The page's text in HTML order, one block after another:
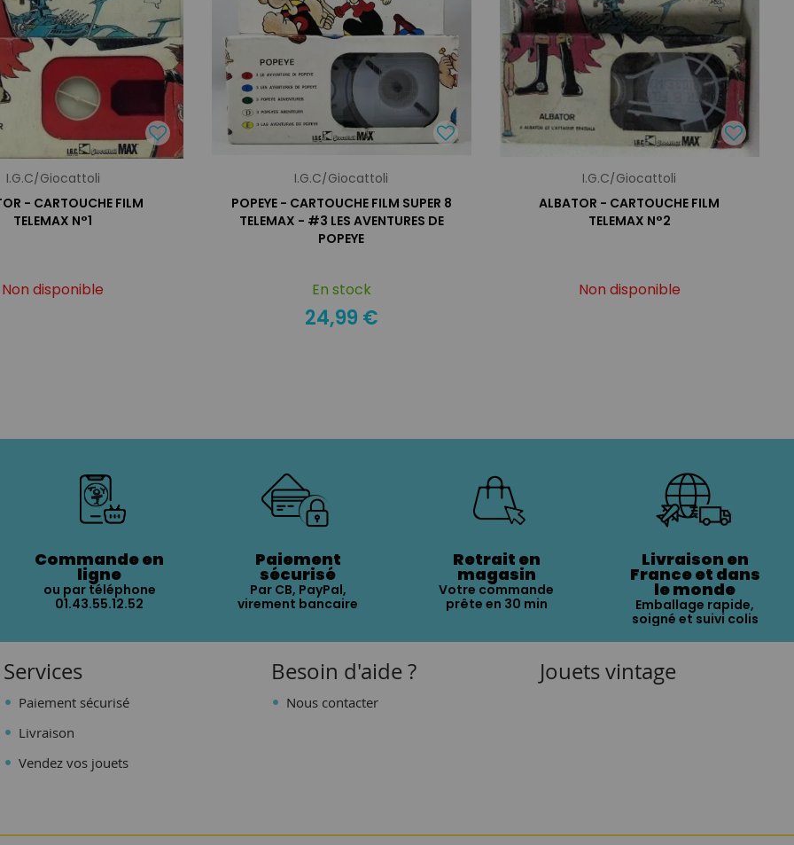
I.G.C/Giocattoli
- CARTOUCHE FILM
TELEMAX N°1
Non disponible
I.G.C/Giocattoli
POPEYE - CARTOUCHE FILM SUPER 8
TELEMAX - #3 LES AVENTURES DE
POPEYE
En stock
24,99 €
I.G.C/Giocattoli
ALBATOR - CARTOUCHE FILM
TELEMAX N°2
Non disponible
Commande en
ligne
ou par téléphone
01.43.55.12.52
Paiement
sécurisé
Par CB, PayPal,
virement bancaire
Retrait en
magasin
Votre commande
prête en 30 min
Livraison en
France et dans
le monde
Emballage rapide,
soigné et suivi colis
Services
Paiement sécurisé
Livraison
Vendez vos jouets
Besoin d'aide ?
Nous contacter
Jouets vintage